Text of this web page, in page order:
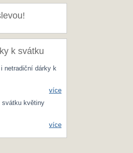
k svátku
netradiční dárky k
více
svátku květiny
více